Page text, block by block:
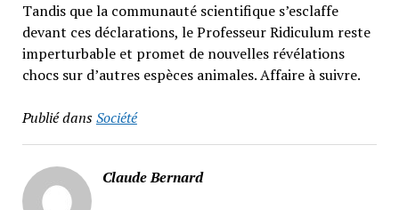
Tandis que la communauté scientifique s’esclaffe
devant ces déclarations, le Professeur Ridiculum reste
imperturbable et promet de nouvelles révélations
chocs sur d’autres espèces animales. Affaire à suivre.
Publié dansSociété
Claude Bernard